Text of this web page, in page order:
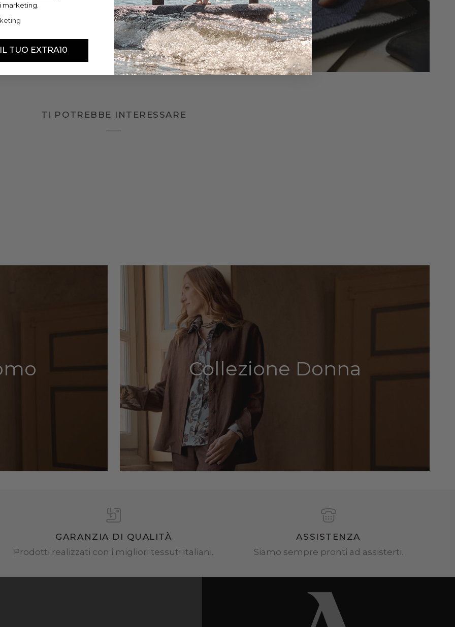
TI POTREBBE INTERESSARE
Collezione Donna
GARANZIA DI QUALITÀ
Prodotti realizzati con i migliori tessuti Italiani.
ASSISTENZA
Siamo sempre pronti ad assisterti.
TUO EXTRA10